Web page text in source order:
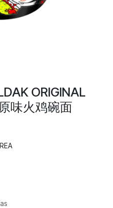
ORIGINAL
味火鸡碗面